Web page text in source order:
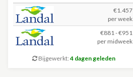
€1.457
per week
€881 - €951
per midweek
Bijgewerkt:4 dagen geleden